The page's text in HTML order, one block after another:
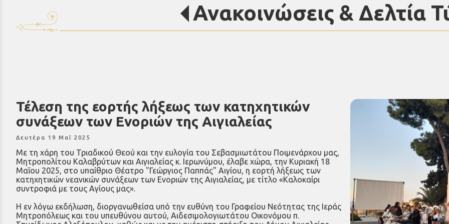
Ανακοινώσεις & Δελτία
Τέλεση της εορτής λήξεως των κατηχητικών
συνάξεων των Ενοριών της Αιγιαλείας
Δευτέρα 19 Μαΐ 2025
Με τη χάρη του Τριαδικού Θεού και την ευλογία του Σεβασμιωτάτου Ποιμενάρχου μας,
Μητροπολίτου Καλαβρύτων και Αιγιαλείας κ. Ιερωνύμου, έλαβε χώρα, την Κυριακή 18
Μαΐου 2025, στο υπαίθριο Θέατρο "Γεώργιος Παππάς" Αιγίου, η εορτή λήξεως των
κατηχητικών νεανικών συνάξεων των Ενοριών της Αιγιαλείας, με τίτλο «Καλοκαίρι
συντροφιά με τους Αγίους μας».
Η εν λόγω εκδήλωση, διοργανωθείσα υπό την ευθύνη του Γραφείου Νεότητας της Ιεράς
Μητροπόλεως και του υπευθύνου αυτού, Αιδεσιμολογιωτάτου Οικονόμου π.